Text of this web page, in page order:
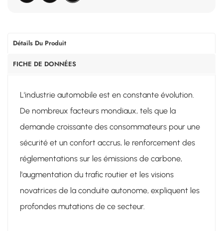
Détails Du Produit
FICHE DE DONNÉES
L'industrie automobile est en constante évolution.
De nombreux facteurs mondiaux, tels que la
demande croissante des consommateurs pour une
sécurité et un confort accrus, le renforcement des
réglementations sur les émissions de carbone,
l'augmentation du trafic routier et les visions
novatrices de la conduite autonome, expliquent les
profondes mutations de ce secteur.